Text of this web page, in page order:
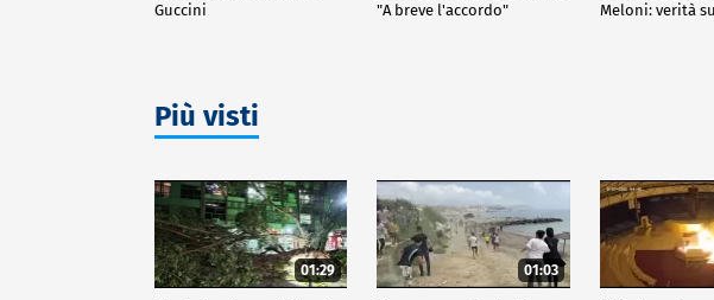
Guccini
"A breve l'accordo"
Meloni: verità
Più visti
01:29 01:03